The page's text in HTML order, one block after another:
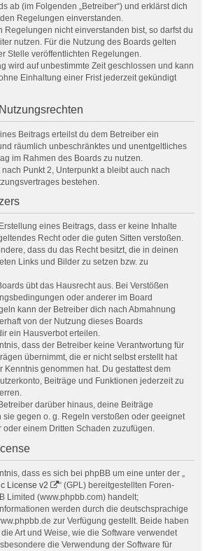
ab (im Folgenden „Betreiber“) und erklärst dich
Regelungen einverstanden.
Regelungen nicht einverstanden bist, so darfst du
nutzen. Für die Nutzung des Boards gelten
Stelle veröffentlichten Regelungen.
wird auf unbestimmte Zeit geschlossen und kann
Einhaltung einer Frist jederzeit gekündigt
Beitrags erteilst du dem Betreiber ein
räumlich unbeschränktes und unentgeltliches
im Rahmen des Boards zu nutzen.
Punkt 2, Unterpunkt a bleibt auch nach
bestehen.
eines Beitrags, dass er keine Inhalte
Recht oder die guten Sitten verstoßen.
dass du das Recht besitzt, die in deinen
Links und Bilder zu setzen bzw. zu
übt das Hausrecht aus. Bei Verstößen
oder anderer im Board
kann der Betreiber dich nach Abmahnung
von der Nutzung dieses Boards
ein Hausverbot erteilen.
dass der Betreiber keine Verantwortung für
übernimmt, die er nicht selbst erstellt hat
Kenntnis genommen hat. Du gestattest dem
Beiträge und Funktionen jederzeit zu
darüber hinaus, deine Beiträge
sie gegen o. g. Regeln verstoßen oder geeignet
oder einem Dritten Schaden zuzufügen.
dass es sich bei phpBB um eine unter der „
License v2
“ (GPL) bereitgestellten Foren-
Limited (www.phpbb.com) handelt;
werden durch die deutschsprachige
zur Verfügung gestellt. Beide haben
Art und Weise, wie die Software verwendet
die Verwendung der Software für